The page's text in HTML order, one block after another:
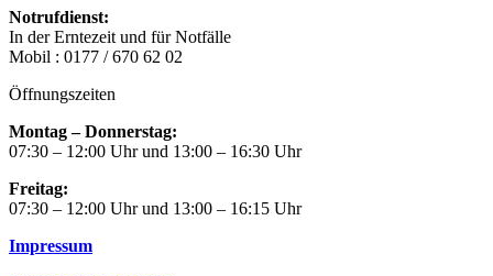
Notrufdienst:
In der Erntezeit und für Notfälle
Mobil : 0177 / 670 62 02
Öffnungszeiten
Montag – Donnerstag:
07:30 – 12:00 Uhr und 13:00 – 16:30 Uhr
Freitag:
07:30 – 12:00 Uhr und 13:00 – 16:15 Uhr
Impressum